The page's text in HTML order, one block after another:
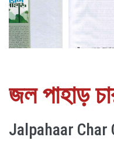
জল পাহাড়
Jalpahaar Char